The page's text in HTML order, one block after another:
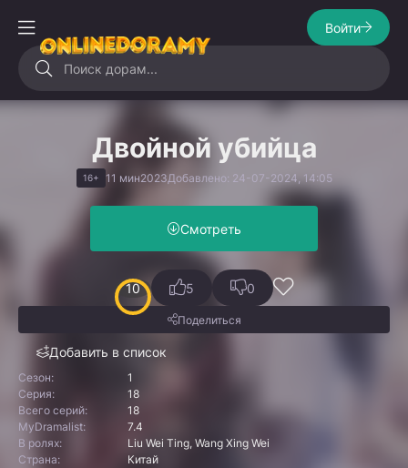
Войти
Двойной убийца
16+ 11 мин2023Добавлено: 24-07-2024, 14:05
Смотреть
10
Добавить в список
5 0
Поделиться
Сезон:
1
Серия:
18
Всего серий:
18
MyDramalist:
7.4
В ролях:
Liu Wei Ting, Wang Xing Wei
Страна:
Китай